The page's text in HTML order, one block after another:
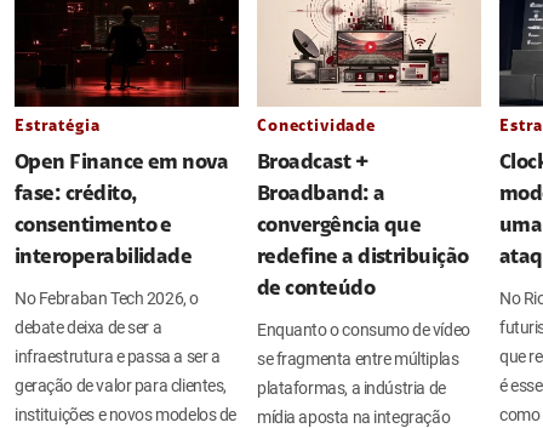
Estratégia
Open Finance em nova
fase: crédito,
consentimento e
interoperabilidade
No Febraban Tech 2026, o
debate deixa de ser a
infraestrutura e passa a ser a
geração de valor para clientes,
instituições e novos modelos de
Conectividade
Broadcast +
Broadband: a
convergência que
redefine a distribuição
de conteúdo
Enquanto o consumo de vídeo
se fragmenta entre múltiplas
plataformas, a indústria de
mídia aposta na integração
No
que
é
como